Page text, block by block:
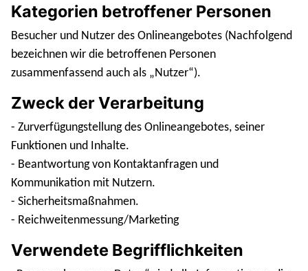
Kategorien betroffener Personen
Besucher und Nutzer des Onlineangebotes (Nachfolgend
bezeichnen wir die betroffenen Personen
zusammenfassend auch als „Nutzer“).
Zweck der Verarbeitung
- Zurverfügungstellung des Onlineangebotes, seiner
Funktionen und Inhalte.
- Beantwortung von Kontaktanfragen und
Kommunikation mit Nutzern.
- Sicherheitsmaßnahmen.
- Reichweitenmessung/Marketing
Verwendete Begrifflichkeiten